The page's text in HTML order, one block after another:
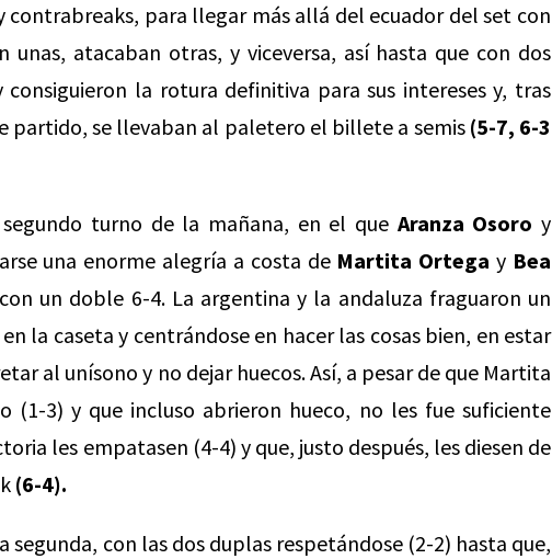
contrabreaks, para llegar más allá del ecuador del set con
atacaban otras, y viceversa, así hasta que con dos
la rotura definitiva para sus intereses y, tras
partido, se llevaban al paletero el billete a semis (5-7, 6-3
turno de la mañana, en el que Aranza Osoro y
una enorme alegría a costa de Martita Ortega y Bea
un doble 6-4. La argentina y la andaluza fraguaron un
la caseta y centrándose en hacer las cosas bien, en estar
al unísono y no dejar huecos. Así, a pesar de que Martita
(1-3) y que incluso abrieron hueco, no les fue suficiente
les empatasen (4-4) y que, justo después, les diesen de
(6-4).
segunda, con las dos duplas respetándose (2-2) hasta que,